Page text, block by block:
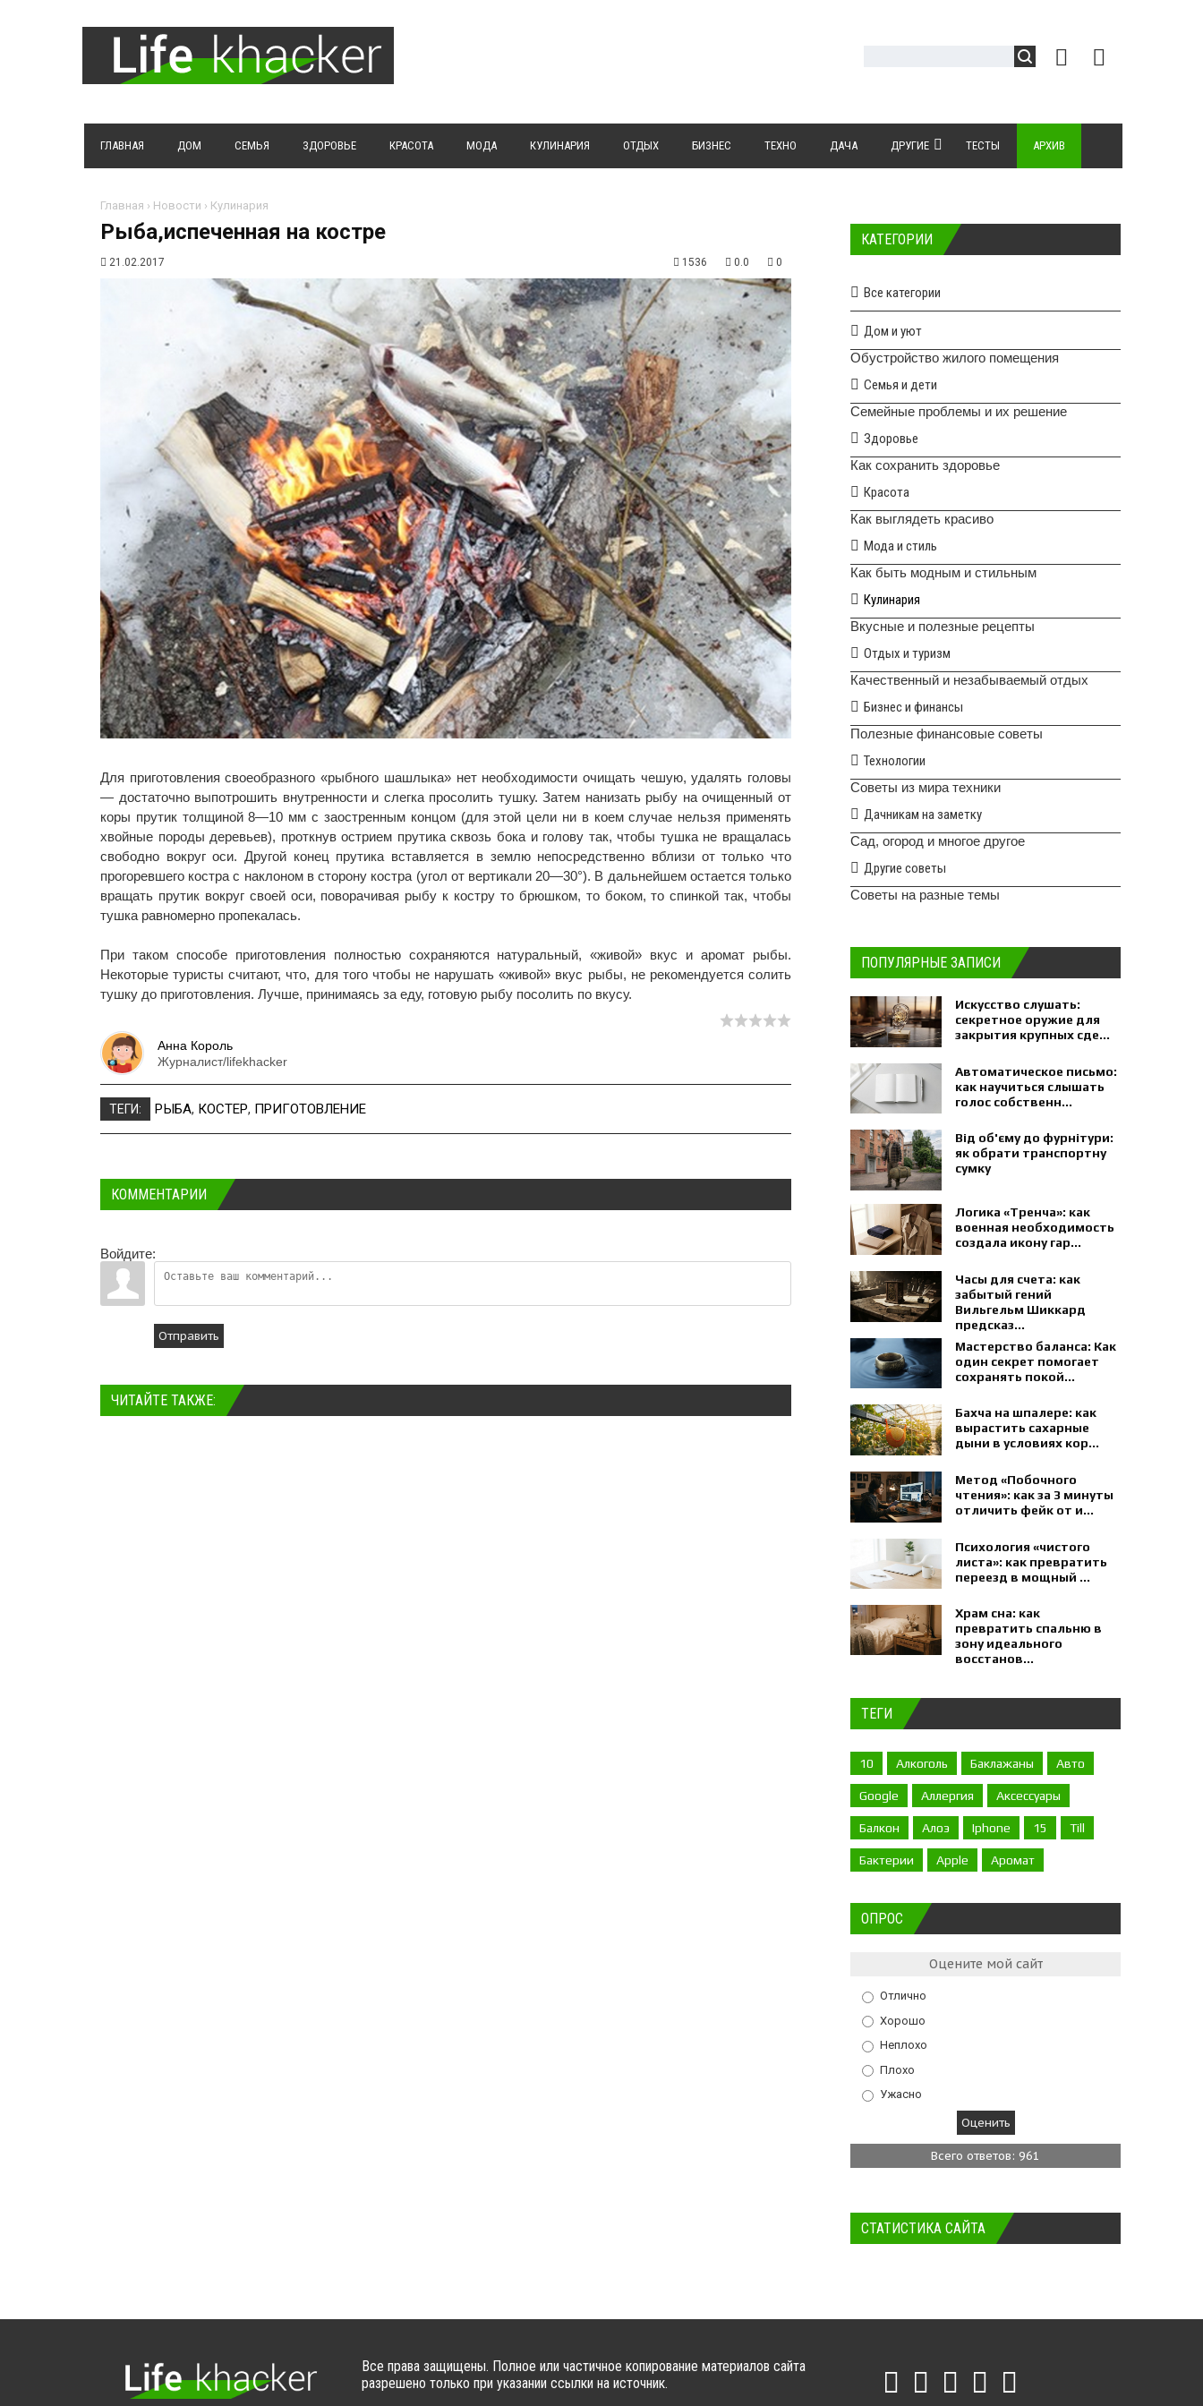
ГЛАВНАЯ ДОМ СЕМЬЯ ЗДОРОВЬЕ КРАСОТА МОДА КУЛИНАРИЯ ОТДЫХ БИЗНЕС ТЕХНО ДАЧА ДРУГИЕ ТЕСТЫ АРХИВ
Главная › Новости › Кулинария
Рыба,испеченная на костре
21.02.2017 1536 0.0 0
Для приготовления своеобразного «рыбного шашлыка» нет необходимости очищать чешую, удалять головы
— достаточно выпотрошить внутренности и слегка просолить тушку. Затем нанизать рыбу на очищенный от
коры прутик толщиной 8—10 мм с заостренным концом (для этой цели ни в коем случае нельзя применять
хвойные породы деревьев), проткнув острием прутика сквозь бока и голову так, чтобы тушка не вращалась
свободно вокруг оси. Другой конец прутика вставляется в землю непосредственно вблизи от только что
прогоревшего костра с наклоном в сторону костра (угол от вертикали 20—30°). В дальнейшем остается только
вращать прутик вокруг своей оси, поворачивая рыбу к костру то брюшком, то боком, то спинкой так, чтобы
тушка равномерно пропекалась.
При таком способе приготовления полностью сохраняются натуральный, «живой» вкус и аромат рыбы.
Некоторые туристы считают, что, для того чтобы не нарушать «живой» вкус рыбы, не рекомендуется солить
тушку до приготовления. Лучше, принимаясь за еду, готовую рыбу посолить по вкусу.
Анна Король
Журналист/lifekhacker
ТЕГИ: РЫБА, КОСТЕР, ПРИГОТОВЛЕНИЕ
КОММЕНТАРИИ
Войдите:
Отправить
ЧИТАЙТЕ ТАКЖЕ:
КАТЕГОРИИ
Все категории
Дом и уют
Обустройство жилого помещения
Семья и дети
Семейные проблемы и их решение
Здоровье
Как сохранить здоровье
Красота
Как выглядеть красиво
Мода и стиль
Как быть модным и стильным
Кулинария
Вкусные и полезные рецепты
Отдых и туризм
Качественный и незабываемый отдых
Бизнес и финансы
Полезные финансовые советы
Технологии
Советы из мира техники
Дачникам на заметку
Сад, огород и многое другое
Другие советы
Советы на разные темы
ПОПУЛЯРНЫЕ ЗАПИСИ
Искусство слушать:
секретное оружие для
закрытия крупных сде...
Автоматическое письмо:
как научиться слышать
голос собственн...
Від об'єму до фурнітури:
як обрати транспортну
сумку
Логика «Тренча»: как
военная необходимость
создала икону гар...
Часы для счета: как
забытый гений
Вильгельм Шиккард
предсказ...
Мастерство баланса: Как
один секрет помогает
сохранять покой...
Бахча на шпалере: как
вырастить сахарные
дыни в условиях кор...
Метод «Побочного
чтения»: как за 3 минуты
отличить фейк от и...
Психология «чистого
листа»: как превратить
переезд в мощный ...
Храм сна: как
превратить спальню в
зону идеального
восстанов...
ТЕГИ
10 Алкоголь Баклажаны Авто
Google Аллергия Аксессуары
Балкон Алоэ Iphone 15 Till
Бактерии Apple Аромат
ОПРОС
Оцените мой сайт
Отлично
Хорошо
Неплохо
Плохо
Ужасно
Всего ответов: 961
СТАТИСТИКА САЙТА
Все права защищены. Полное или частичное копирование материалов сайта
разрешено только при указании ссылки на источник.